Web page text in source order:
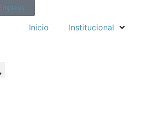
Inicio Institucional